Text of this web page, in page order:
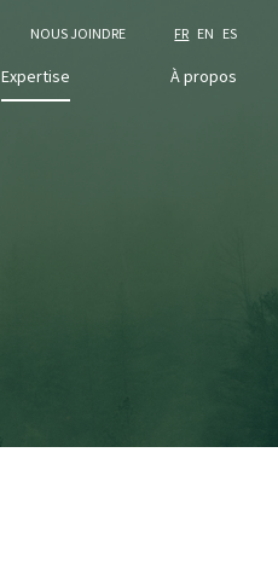
NOUS JOINDRE FR EN ES
Expertise À propos